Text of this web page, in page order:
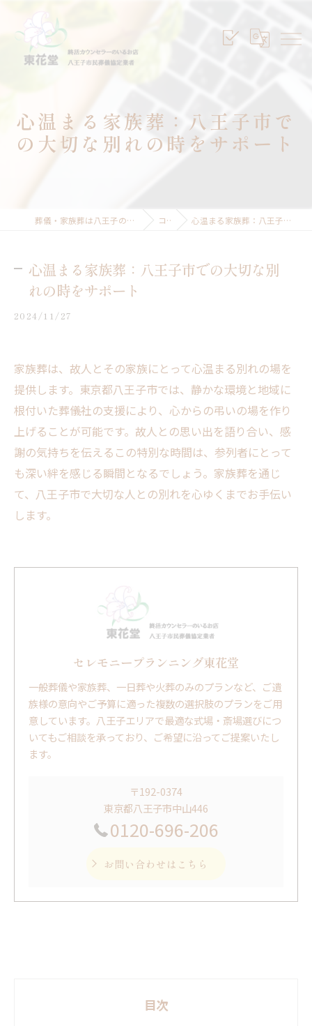
心温まる家族葬：八王子市で
の大切な別れの時をサポート
葬儀・家族葬は八王子のセレモニープランニング東花堂 コラム 心温まる家族葬：八王子市での大切な別れの時をサポート
心温まる家族葬：八王子市での大切な別
れの時をサポート
2024/11/27
家族葬は、故人とその家族にとって心温まる別れの場を
提供します。東京都八王子市では、静かな環境と地域に
根付いた葬儀社の支援により、心からの弔いの場を作り
上げることが可能です。故人との思い出を語り合い、感
謝の気持ちを伝えるこの特別な時間は、参列者にとって
も深い絆を感じる瞬間となるでしょう。家族葬を通じ
て、八王子市で大切な人との別れを心ゆくまでお手伝い
します。
セレモニープランニング東花堂
一般葬儀や家族葬、一日葬や火葬のみのプランなど、ご遺
族様の意向やご予算に適った複数の選択肢のプランをご用
意しています。八王子エリアで最適な式場・斎場選びにつ
いてもご相談を承っており、ご希望に沿ってご提案いたし
ます。
〒192-0374
東京都八王子市中山446
0120-696-206
お問い合わせはこちら
目次